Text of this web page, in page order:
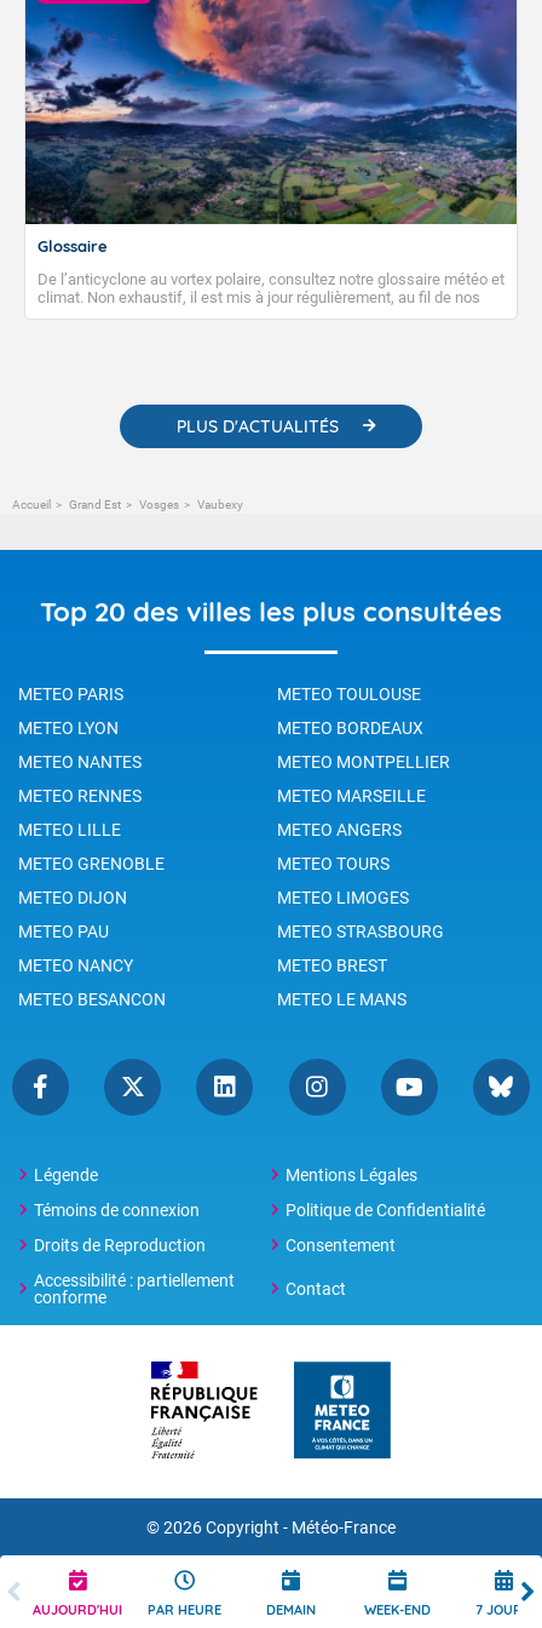
AUJOURD'HUI PAR HEURE DEMAIN WEEK-END 7 JOURS
Glossaire
De l’anticyclone au vortex polaire, consultez notre glossaire météo et
climat. Non exhaustif, il est mis à jour régulièrement, au fil de nos
publications. Vous y trouverez également des liens utiles vers nos
PLUS D'ACTUALITÉS
Accueil Grand Est Vosges Vaubexy
Top 20 des villes les plus consultées
METEO PARIS
METEO TOULOUSE
METEO LYON
METEO BORDEAUX
METEO NANTES
METEO MONTPELLIER
METEO RENNES
METEO MARSEILLE
METEO LILLE
METEO ANGERS
METEO GRENOBLE
METEO TOURS
METEO DIJON
METEO LIMOGES
METEO PAU
METEO STRASBOURG
METEO NANCY
METEO BREST
METEO BESANCON
METEO LE MANS
Légende
Mentions Légales
Témoins de connexion
Politique de Confidentialité
Droits de Reproduction
Consentement
Accessibilité : partiellement
conforme
Contact
© 2026 Copyright - Météo-France